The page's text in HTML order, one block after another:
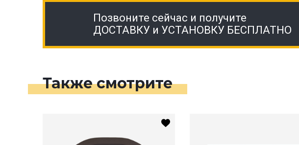
Позвоните сейчас и получите
ДОСТАВКУ и УСТАНОВКУ БЕСПЛАТНО
Также смотрите